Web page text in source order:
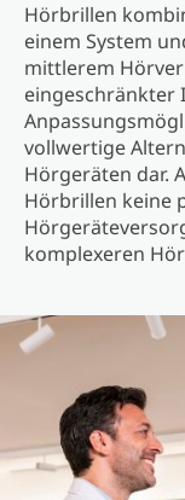
Hörbrillen
einem System
mittlerem
eingeschränkter
vollwertige
Hörgeräten dar.
Hörbrillen keine
komplexeren